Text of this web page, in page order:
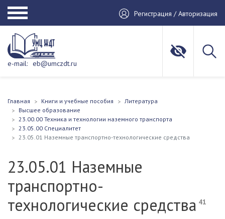
Регистрация / Авторизация
e-mail: eb@umczdt.ru
Главная Книги и учебные пособия
Литература
Высшее образование
23.00.00 Техника и технологии наземного транспорта
23.05.00 Специалитет
23.05.01 Наземные транспортно-технологические средства
23.05.01 Наземные
транспортно-
технологические средства41